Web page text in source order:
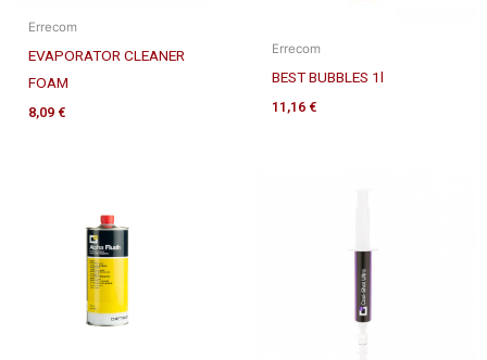
Errecom
EVAPORATOR CLEANER
FOAM
8,09 €
Errecom
BEST BUBBLES 1l
11,16 €